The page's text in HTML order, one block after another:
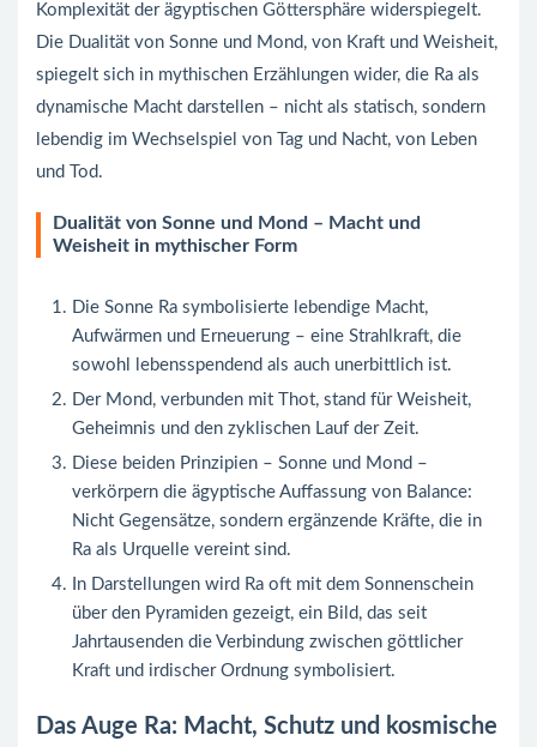
Komplexität der ägyptischen Göttersphäre widerspiegelt.
Die Dualität von Sonne und Mond, von Kraft und Weisheit,
spiegelt sich in mythischen Erzählungen wider, die Ra als
dynamische Macht darstellen – nicht als statisch, sondern
lebendig im Wechselspiel von Tag und Nacht, von Leben
und Tod.
Dualität von Sonne und Mond – Macht und
Weisheit in mythischer Form
Die Sonne Ra symbolisierte lebendige Macht,
Aufwärmen und Erneuerung – eine Strahlkraft, die
sowohl lebensspendend als auch unerbittlich ist.
Der Mond, verbunden mit Thot, stand für Weisheit,
Geheimnis und den zyklischen Lauf der Zeit.
Diese beiden Prinzipien – Sonne und Mond –
verkörpern die ägyptische Auffassung von Balance:
Nicht Gegensätze, sondern ergänzende Kräfte, die in
Ra als Urquelle vereint sind.
In Darstellungen wird Ra oft mit dem Sonnenschein
über den Pyramiden gezeigt, ein Bild, das seit
Jahrtausenden die Verbindung zwischen göttlicher
Kraft und irdischer Ordnung symbolisiert.
Das Auge Ra: Macht, Schutz und kosmische